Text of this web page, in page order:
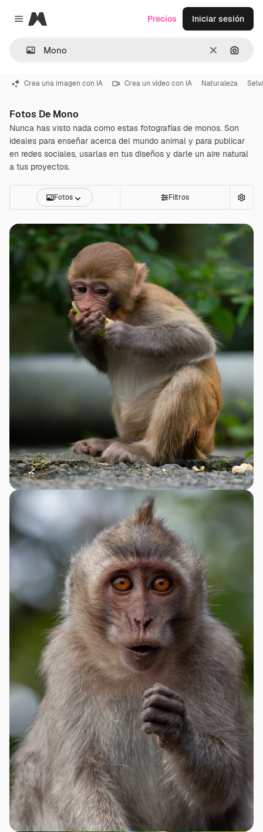
Close menu
Magnific
Borrar
Precios Iniciar sesión
Crea una imagen con IA Crea un vídeo con IA Naturaleza
Fotos De Mono
Nunca has visto nada como estas fotografías de monos. Son
ideales para enseñar acerca del mundo animal y para publicar
en redes sociales, usarlas en tus diseños y darle un aire natural
a tus proyectos.
Fotos Filtros